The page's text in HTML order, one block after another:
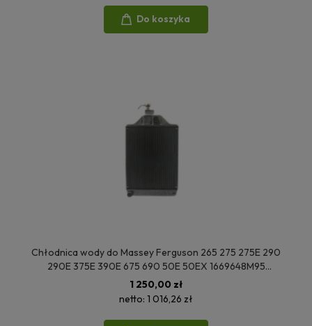
Do koszyka
Chłodnica wody do Massey Ferguson 265 275 275E 290
290E 375E 390E 675 690 50E 50EX 1669648M95
1669649M92 1669650M94 3820620M91
1 250,00 zł
netto: 1 016,26 zł